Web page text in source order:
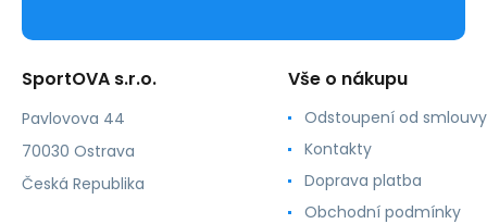
SportOVA s.r.o.
Pavlovova 44
70030 Ostrava
Česká Republika
Vše o nákupu
Odstoupení od smlouvy
Kontakty
Doprava platba
Obchodní podmínky